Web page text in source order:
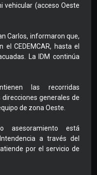
vehicular (acceso Oeste
Carlos, informaron que,
CEDEMCAR, hasta el
La IDM continúa
las recorridas
generales de
de zona Oeste.
asesoramiento está
a través del
por el servicio de